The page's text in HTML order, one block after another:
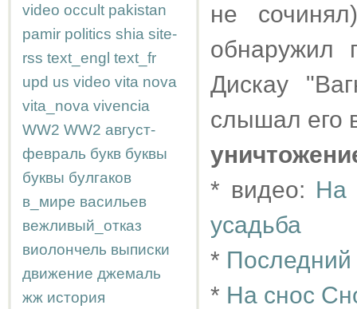
video occult pakistan
pamir politics shia site-
rss text_engl text_fr
upd us video vita nova
vita_nova vivencia
WW2 WW2 август-
февраль букв буквы
буквы булгаков
в_мире васильев
вежливый_отказ
виолончель выписки
движение джемаль
жж история
не
обнаружил
Дискау
слышал его
* видео: На
усадьба
*
* На снос